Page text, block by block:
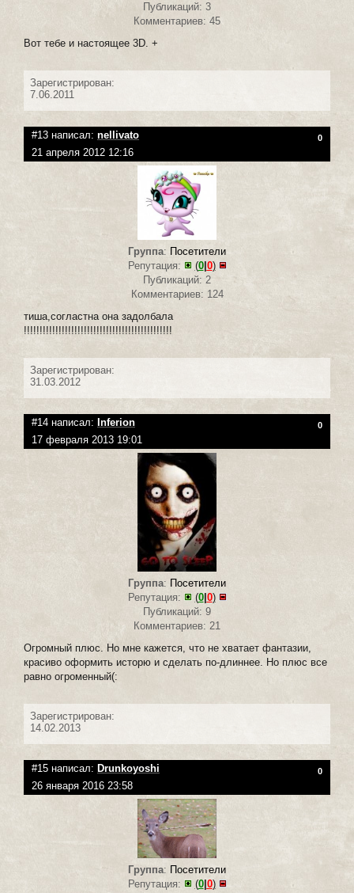
Публикаций: 3
Комментариев: 45
Вот тебе и настоящее 3D. +
Зарегистрирован:
7.06.2011
#13 написал: nellivato 0
21 апреля 2012 12:16
Группа: Посетители
Репутация:
(0| 0)
Публикаций: 2
Комментариев: 124
тиша,согластна она задолбала
!!!!!!!!!!!!!!!!!!!!!!!!!!!!!!!!!!!!!!!!!!!!!!!
Зарегистрирован:
31.03.2012
#14 написал: Inferion 0
17 февраля 2013 19:01
Группа: Посетители
Репутация:
(0| 0)
Публикаций: 9
Комментариев: 21
Огромный плюс. Но мне кажется, что не хватает фантазии,
красиво оформить исторю и сделать по-длиннее. Но плюс все
равно огроменный(:
Зарегистрирован:
14.02.2013
#15 написал: Drunkoyoshi 0
26 января 2016 23:58
Группа: Посетители
Репутация:
(0| 0)